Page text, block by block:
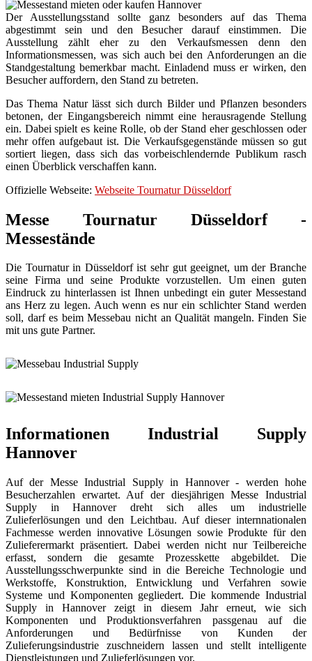
Der Ausstellungsstand sollte ganz besonders auf das Thema
abgestimmt sein und den Besucher darauf einstimmen. Die
Ausstellung zählt eher zu den Verkaufsmessen denn den
Informationsmessen, was sich auch bei den Anforderungen an die
Standgestaltung bemerkbar macht. Einladend muss er wirken, den
Besucher auffordern, den Stand zu betreten.
Das Thema Natur lässt sich durch Bilder und Pflanzen besonders
betonen, der Eingangsbereich nimmt eine herausragende Stellung
ein. Dabei spielt es keine Rolle, ob der Stand eher geschlossen oder
mehr offen aufgebaut ist. Die Verkaufsgegenstände müssen so gut
sortiert liegen, dass sich das vorbeischlendernde Publikum rasch
einen Überblick verschaffen kann.
Offizielle Webseite: Webseite Tournatur Düsseldorf
Messe Tournatur Düsseldorf -
Messestände
Die Tournatur in Düsseldorf ist sehr gut geeignet, um der Branche
seine Firma und seine Produkte vorzustellen. Um einen guten
Eindruck zu hinterlassen ist Ihnen unbedingt ein guter Messestand
ans Herz zu legen. Auch wenn es nur ein schlichter Stand werden
soll, darf es beim Messebau nicht an Qualität mangeln. Finden Sie
mit uns gute Partner.
Informationen Industrial Supply
Hannover
Auf der Messe Industrial Supply in Hannover - werden hohe
Besucherzahlen erwartet. Auf der diesjährigen Messe Industrial
Supply in Hannover dreht sich alles um industrielle
Zulieferlösungen und den Leichtbau. Auf dieser internnationalen
Fachmesse werden innovative Lösungen sowie Produkte für den
Zulieferermarkt präsentiert. Dabei werden nicht nur Teilbereiche
erfasst, sondern die gesamte Prozesskette abgebildet. Die
Ausstellungsschwerpunkte sind in die Bereiche Technologie und
Werkstoffe, Konstruktion, Entwicklung und Verfahren sowie
Systeme und Komponenten gegliedert. Die kommende Industrial
Supply in Hannover zeigt in diesem Jahr erneut, wie sich
Komponenten und Produktionsverfahren passgenau auf die
Anforderungen und Bedürfnisse von Kunden der
Zulieferungsindustrie zuschneidern lassen und stellt intelligente
Dienstleistungen und Zulieferlösungen vor.